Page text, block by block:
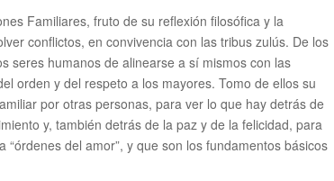
Familiares, fruto de su reflexión filosófica y la
conflictos, en convivencia con las tribus zulús. De los
seres humanos de alinearse a sí mismos con las
orden y del respeto a los mayores. Tomo de ellos su
por otras personas, para ver lo que hay detrás de
y, también detrás de la paz y de la felicidad, para
del amor”, y que son los fundamentos básicos